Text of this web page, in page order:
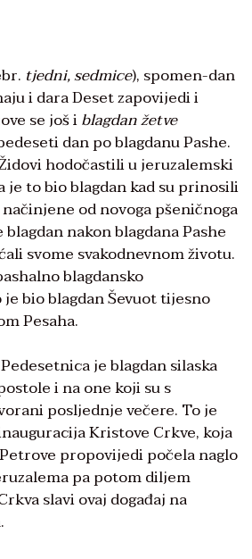
tjedni, sedmice), spomen-dan
i dara Deset zapovijedi i
se još iblagdan žetve
dan po blagdanu Pashe.
hodočastili u jeruzalemski
je to bio blagdan kad su prinosili
od novoga pšeničnoga
blagdan nakon blagdana Pashe
svome svakodnevnom životu.
blagdansko
bio blagdan Ševuot tijesno
Pesaha.
je blagdan silaska
i na one koji su s
posljednje večere. To je
Kristove Crkve, koja
propovijedi počela naglo
pa potom diljem
slavi ovaj događaj na